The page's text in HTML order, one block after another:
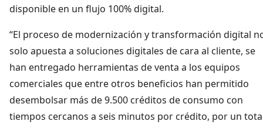
disponible en un flujo 100% digital.
“El proceso de modernización y transformación digital
solo apuesta a soluciones digitales de cara al cliente, se
han entregado herramientas de venta a los equipos
comerciales que entre otros beneficios han permitido
desembolsar más de 9.500 créditos de consumo con
tiempos cercanos a seis minutos por crédito, por un